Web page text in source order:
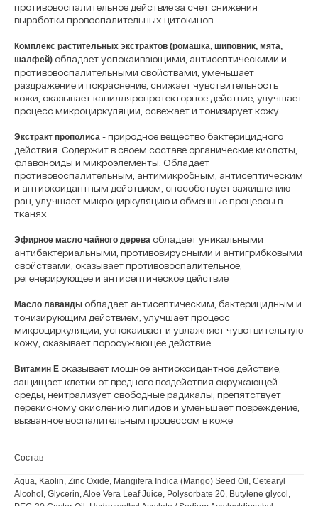
противовоспалительное действие за счет снижения
выработки провоспалительных цитокинов
Комплекс растительных экстрактов (ромашка, шиповник, мята,
шалфей) обладает успокаивающими, антисептическими и
противовоспалительными свойствами, уменьшает
раздражение и покраснение, снижает чувствительность
кожи, оказывает капилляропротекторное действие, улучшает
процесс микроциркуляции, освежает и тонизирует кожу
Экстракт прополиса - природное вещество бактерицидного
действия. Содержит в своем составе органические кислоты,
флавоноиды и микроэлементы. Обладает
противовоспалительным, антимикробным, антисептическим
и антиоксидантным действием, способствует заживлению
ран, улучшает микроциркуляцию и обменные процессы в
тканях
Эфирное масло чайного дерева обладает уникальными
антибактериальными, противовирусными и антигрибковыми
свойствами, оказывает противовоспалительное,
регенерирующее и антисептическое действие
Масло лаванды обладает антисептическим, бактерицидным и
тонизирующим действием, улучшает процесс
микроциркуляции, успокаивает и увлажняет чувствительную
кожу, оказывает поросужающее действие
Витамин Е оказывает мощное антиоксидантное действие,
защищает клетки от вредного воздействия окружающей
среды, нейтрализует свободные радикалы, препятствует
перекисному окислению липидов и уменьшает повреждение,
вызванное воспалительным процессом в коже
Состав
Aqua, Kaolin, Zinc Oxide, Mangifera Indica (Mango) Seed Oil, Cetearyl
Alcohol, Glycerin, Aloe Vera Leaf Juice, Polysorbate 20, Butylene glycol,